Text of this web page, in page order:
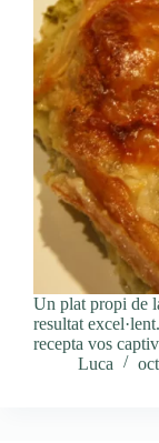
Un plat propi de
resultat
recepta vos
Luca